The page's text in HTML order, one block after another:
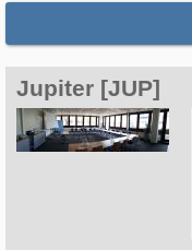
Jupiter [JUP]